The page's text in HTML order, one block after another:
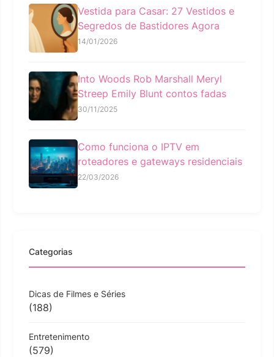
Vestida para Casar: 27 Vestidos e
Segredos de Bastidores Agora
14/01/2026
Into Woods Rob Marshall Meryl
Streep Emily Blunt contos fadas
30/11/2025
Como funciona o IPTV em
roteadores e gateways residenciais
22/03/2026
Categorias
Dicas de Filmes e Séries
(188)
Entretenimento
(579)